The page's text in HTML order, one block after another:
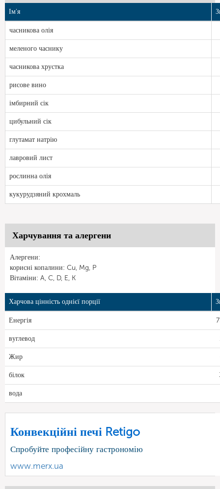
Ім'я
часникова олія
меленого часнику
часникова хрустка
рисове вино
імбирний сік
цибульний сік
глутамат натрію
лавровий лист
рослинна олія
кукурудзяний крохмаль
Харчування та алергени
Алергени:
корисні копалини: Cu, Mg, P
Вітаміни: A, C, D, E, K
Харчова цінність однієї порції
Енергія
вуглевод
Жир
білок
вода
Конвекційні печі Retigo
Спробуйте професійну гастрономію
www.merx.ua